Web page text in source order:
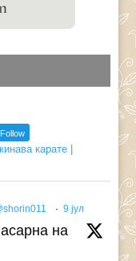
Follow
карате |
· 9 јул
на